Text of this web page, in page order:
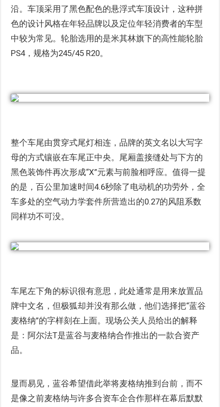
沿。车顶采用了黑色配色的悬浮式车顶设计，这种拼
色的设计风格在年轻品牌以及定位年轻消费者的车型
中较为常见。轮胎选用的是米其林旗下的高性能轮胎
PS4，规格为245/45 R20。
整个车尾由贯穿式尾灯相连，品牌的英文名以大写字
母的方式镶嵌在车尾正中央。尾厢盖接缝处与下方的
黑色装饰件再次形成“X”元素与前脸相呼应。值得一提
的是，百公里加速时间4.6秒除了电动机的功劳外，全
车多处的空气动力学套件所营造出的0.27的风阻系数
同样功不可没。
车尾左下角的标识很有意思，此处通常是用来放置品
牌中文名，但极狐却并没有那么做，他们选择把“蓝谷
麦格纳”的字样刻在上面。现场公关人员给出的解释
是：阿尔法T是蓝谷与麦格纳合作推出的一款合资产
品。
显而易见，蓝谷希望借此举将麦格纳推到台前，而不
是像之前麦格纳与许多合资车企合作那样在幕后默默